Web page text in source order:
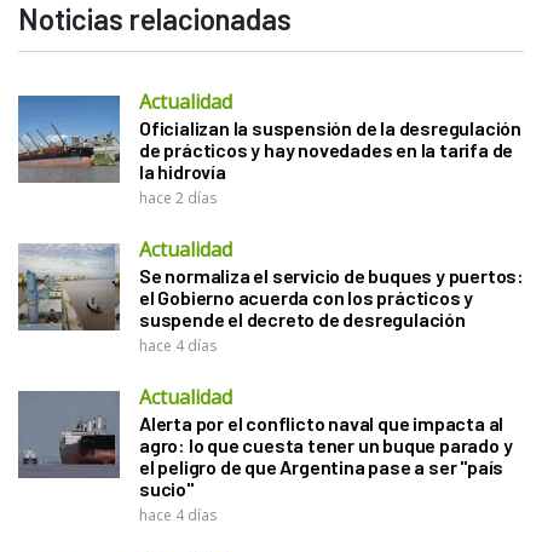
Noticias relacionadas
Actualidad
Oficializan la suspensión de la desregulación
de prácticos y hay novedades en la tarifa de
la hidrovía
hace 2 días
Actualidad
Se normaliza el servicio de buques y puertos:
el Gobierno acuerda con los prácticos y
suspende el decreto de desregulación
hace 4 días
Actualidad
Alerta por el conflicto naval que impacta al
agro: lo que cuesta tener un buque parado y
el peligro de que Argentina pase a ser "país
sucio"
hace 4 días